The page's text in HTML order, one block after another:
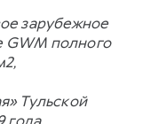
зарубежное
GWM полного
Тульской